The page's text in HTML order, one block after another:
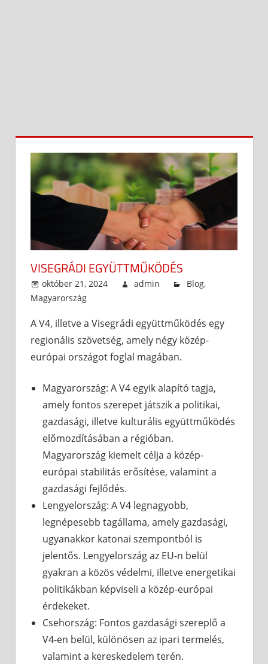
VISEGRÁDI EGYÜTTMŰKÖDÉS
október 21, 2024 admin Blog,
Magyarország
A V4, illetve a Visegrádi együttműködés egy
regionális szövetség, amely négy közép-
európai országot foglal magában.
Magyarország: A V4 egyik alapító tagja,
amely fontos szerepet játszik a politikai,
gazdasági, illetve kulturális együttműködés
előmozdításában a régióban.
Magyarország kiemelt célja a közép-
európai stabilitás erősítése, valamint a
gazdasági fejlődés.
Lengyelország: A V4 legnagyobb,
legnépesebb tagállama, amely gazdasági,
ugyanakkor katonai szempontból is
jelentős. Lengyelország az EU-n belül
gyakran a közös védelmi, illetve energetikai
politikákban képviseli a közép-európai
érdekeket.
Csehország: Fontos gazdasági szereplő a
V4-en belül, különösen az ipari termelés,
valamint a kereskedelem terén.